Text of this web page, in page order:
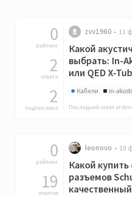
0
рейтинг
2
ответа
2
подписчика
zvv1960 11
Какой
выбрать: In-
или QED X-
Кабели in-
Последний ответ от
0
рейтинг
19
ответов
leonovo 10
Какой
разъемов